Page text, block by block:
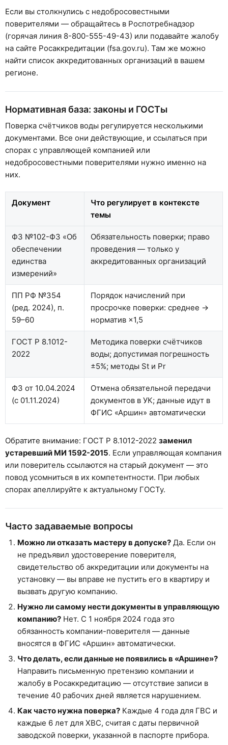
Если вы столкнулись с недобросовестными
поверителями — обращайтесь в Роспотребнадзор
(горячая линия 8-800-555-49-43) или подавайте жалобу
на сайте Росаккредитации (fsa.gov.ru). Там же можно
найти список аккредитованных организаций в вашем
регионе.
Нормативная база: законы и ГОСТы
Поверка счётчиков воды регулируется несколькими
документами. Все они действующие, и ссылаться при
спорах с управляющей компанией или
недобросовестными поверителями нужно именно на
них.
Документ
Что регулирует в контексте
темы
ФЗ №102-ФЗ «Об
обеспечении
единства
измерений»
Обязательность поверки; право
проведения — только у
аккредитованных организаций
ПП РФ №354
(ред. 2024), п.
59–60
Порядок начислений при
просрочке поверки: среднее →
норматив ×1,5
ГОСТ Р 8.1012-
2022
Методика поверки счётчиков
воды; допустимая погрешность
±5%; методы St и Pr
ФЗ от 10.04.2024
(с 01.11.2024)
Отмена обязательной передачи
документов в УК; данные идут в
ФГИС «Аршин» автоматически
Обратите внимание: ГОСТ Р 8.1012-2022 заменил
устаревший МИ 1592-2015. Если управляющая компания
или поверитель ссылаются на старый документ — это
повод усомниться в их компетентности. При любых
спорах апеллируйте к актуальному ГОСТу.
Часто задаваемые вопросы
Можно ли отказать мастеру в допуске? Да. Если он
не предъявил удостоверение поверителя,
свидетельство об аккредитации или документы на
установку — вы вправе не пустить его в квартиру и
вызвать другую компанию.
Нужно ли самому нести документы в управляющую
компанию? Нет. С 1 ноября 2024 года это
обязанность компании-поверителя — данные
вносятся в ФГИС «Аршин» автоматически.
Что делать, если данные не появились в «Аршине»?
Направить письменную претензию компании и
жалобу в Росаккредитацию — отсутствие записи в
течение 40 рабочих дней является нарушением.
Как часто нужна поверка? Каждые 4 года для ГВС и
каждые 6 лет для ХВС, считая с даты первичной
заводской поверки, указанной в паспорте прибора.